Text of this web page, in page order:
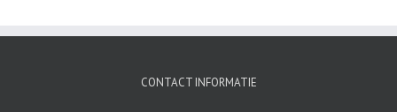
CONTACT INFORMATIE